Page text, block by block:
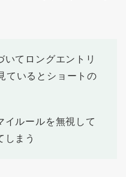
いてロングエントリ
ているとショートの
イルールを無視して
しまう